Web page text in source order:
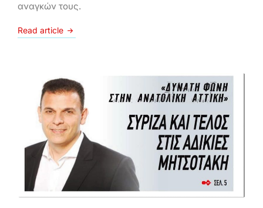
αναγκών τους.
Read article